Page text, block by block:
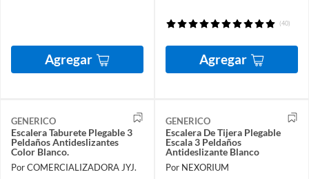
Agregar
(40)
Agregar
GENERICO
Escalera Taburete Plegable 3
Peldaños Antideslizantes
Color Blanco.
Por COMERCIALIZADORA JYJ.
GENERICO
Escalera De Tijera Plegable
Escala 3 Peldaños
Antideslizante Blanco
Por NEXORIUM